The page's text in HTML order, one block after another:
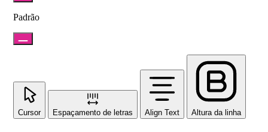
Padrão
Cursor Espaçamento de letras Align Text Altura da linha